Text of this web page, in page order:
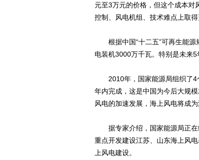
元至3万元的价格，但这个成本对
控制、风电机组、技术难点上取得
根据中国“十二五”可再生能源
电装机3000万千瓦。特别是未来5
2010年，国家能源局组织了4
年内完成，这是中国为今后大规
风电的加速发展，海上风电将成
据专家介绍，国家能源局正在
重点开发建设江苏、山东海上风
上风电建设。